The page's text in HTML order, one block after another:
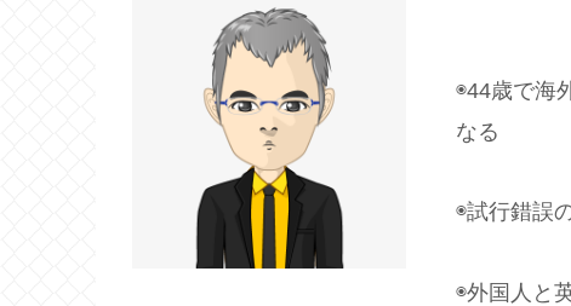
◉44歳で海
なる
◉試行錯誤
◉外国人と